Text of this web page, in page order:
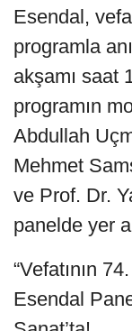
Esendal,
programla
akşamı saat
programın
Abdullah
Mehmet
ve Prof. Dr.
panelde yer
“Vefatının
Esendal